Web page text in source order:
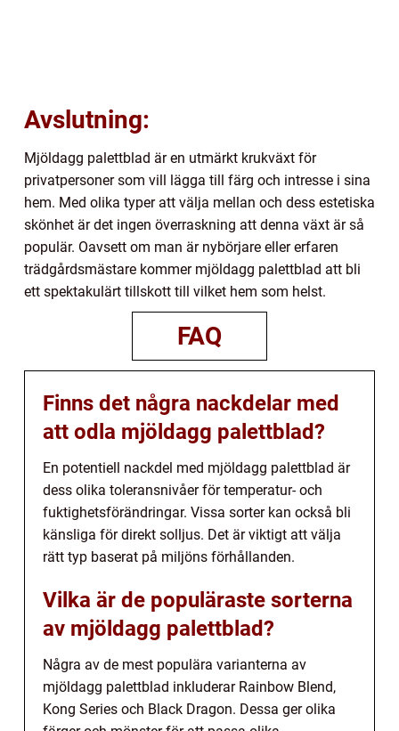
Avslutning:
Mjöldagg palettblad är en utmärkt krukväxt för
privatpersoner som vill lägga till färg och intresse i sina
hem. Med olika typer att välja mellan och dess estetiska
skönhet är det ingen överraskning att denna växt är så
populär. Oavsett om man är nybörjare eller erfaren
trädgårdsmästare kommer mjöldagg palettblad att bli
ett spektakulärt tillskott till vilket hem som helst.
FAQ
Finns det några nackdelar med
att odla mjöldagg palettblad?
En potentiell nackdel med mjöldagg palettblad är
dess olika toleransnivåer för temperatur- och
fuktighetsförändringar. Vissa sorter kan också bli
känsliga för direkt solljus. Det är viktigt att välja
rätt typ baserat på miljöns förhållanden.
Vilka är de populäraste sorterna
av mjöldagg palettblad?
Några av de mest populära varianterna av
mjöldagg palettblad inkluderar Rainbow Blend,
Kong Series och Black Dragon. Dessa ger olika